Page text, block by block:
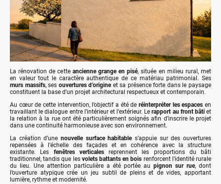
La rénovation de cette ancienne grange en pisé, située en milieu rural, met
en valeur tout le caractère authentique de ce matériau patrimonial. Ses
murs massifs, ses ouvertures d’origineet sa présence forte dans le paysage
constituent la base d’un projet architectural respectueux et contemporain.
Au cœur de cette intervention, l’objectif a été de réinterpréter les espaces en
travaillant le dialogue entre l’intérieur et l’extérieur. Lerapport au front bâtiet
la relation à la rue ont été particulièrement soignés afin d’inscrire le projet
dans une continuité harmonieuse avec son environnement.
La création d’une nouvelle surface habitables’appuie sur des ouvertures
repensées à l’échelle des façades et en cohérence avec la structure
existante. Les fenêtres verticalesreprennent les proportions du bâti
traditionnel, tandis que les volets battants en bois renforcent l’identité rurale
du lieu. Une attention particulière a été portée au pignon sur rue, dont
l’ouverture atypique crée un jeu subtil de pleins et de vides, apportant
lumière, rythme et modernité.